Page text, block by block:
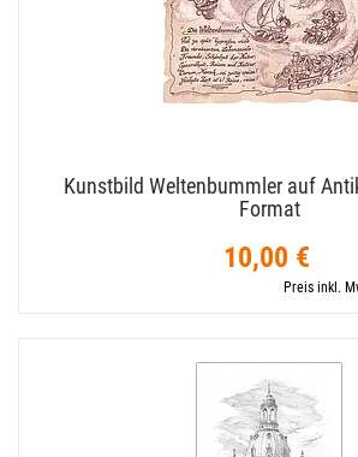
Kunstbild Weltenbummler auf
Format
10,00 €
Preis inkl.